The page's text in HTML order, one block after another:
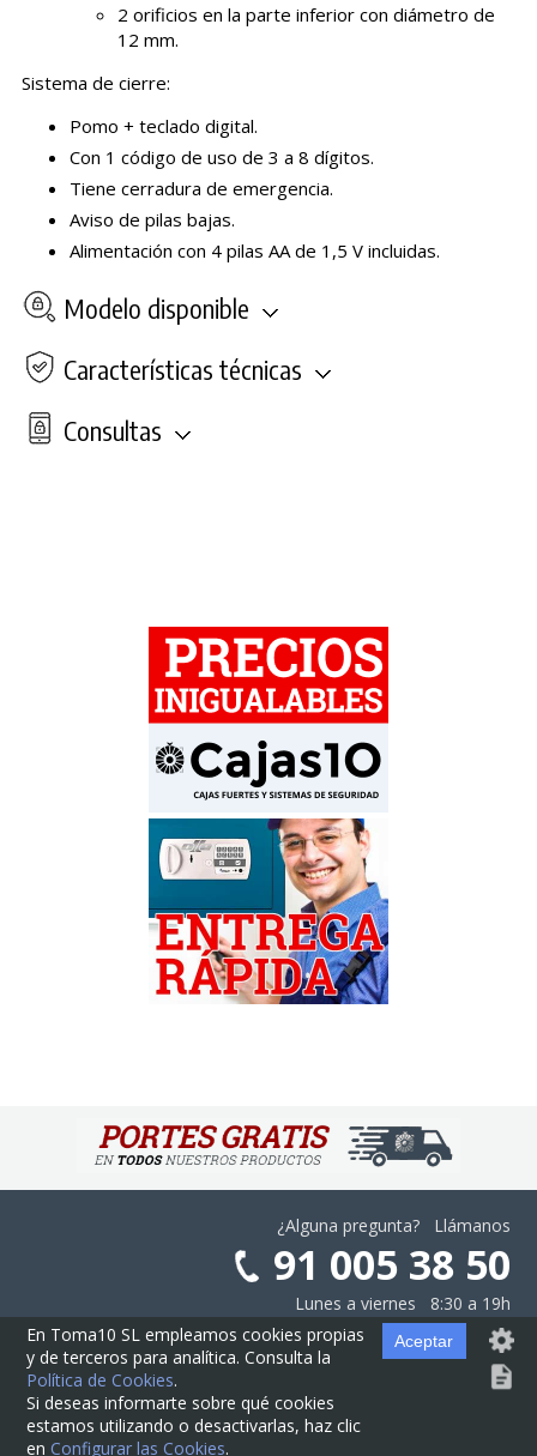
2 orificios en la parte inferior con diámetro de
12 mm.
Sistema de cierre:
Pomo + teclado digital.
Con 1 código de uso de 3 a 8 dígitos.
Tiene cerradura de emergencia.
Aviso de pilas bajas.
Alimentación con 4 pilas AA de 1,5 V incluidas.
Modelo disponible
Características técnicas
Consultas
¿Alguna pregunta? Llámanos
91 005 38 50
Lunes a viernes 8:30 a 19h
Aviso Legal·Privacidad·Cookies·Configurar las Cookies·Contratación
© Cajas10.com ·contacto@cajas10.com
En Toma10 SL empleamos cookies propias
y de terceros para analítica. Consulta la
Política de Cookies.
Si deseas informarte sobre qué cookies
estamos utilizando o desactivarlas, haz clic
en Configurar las Cookies.
Aceptar